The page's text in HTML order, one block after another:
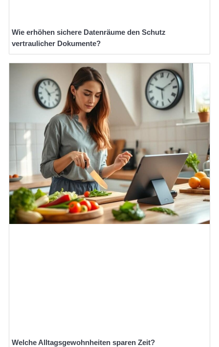
Wie erhöhen sichere Datenräume den Schutz
vertraulicher Dokumente?
Welche Alltagsgewohnheiten sparen Zeit?